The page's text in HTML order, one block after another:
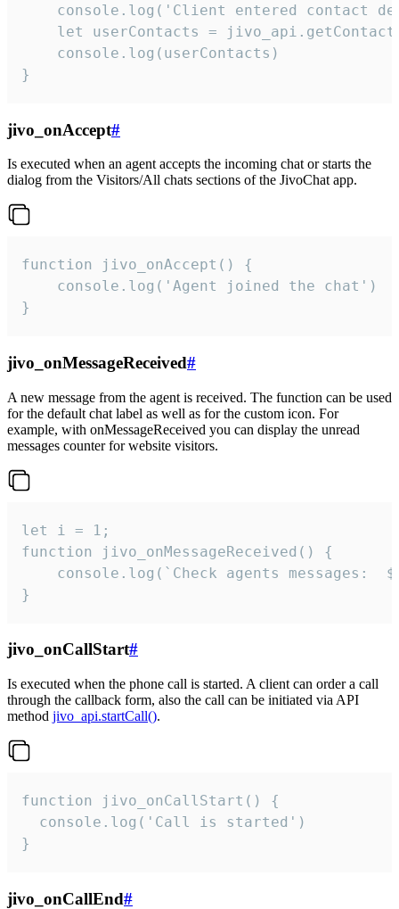
console.log('Client entered contact
let userContacts =
    console.log(userContacts)
}
jivo_onAccept#
Is executed when an agent accepts the incoming chat or starts the
dialog from the Visitors/All chats sections of the JivoChat app.
function jivo_onAccept() {
}
jivo_onMessageReceived#
A new message from the agent is received. The function can be used
for the default chat label as well as for the custom icon. For
example, with onMessageReceived you can display the unread
messages counter for website visitors.
let i = 1;
function jivo_onMessageReceived() {
}
jivo_onCallStart#
Is executed when the phone call is started. A client can order a call
through the callback form, also the call can be initiated via API
method jivo_api.startCall().
function jivo_onCallStart() {
  console.log('Call is started')
}
jivo_onCallEnd#